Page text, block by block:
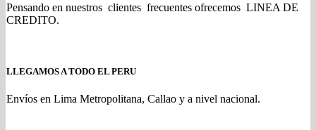
Pensando en nuestros clientes frecuentes ofrecemos LINEA DE
CREDITO.
LLEGAMOS A TODO EL PERU
Envíos en Lima Metropolitana, Callao y a nivel nacional.